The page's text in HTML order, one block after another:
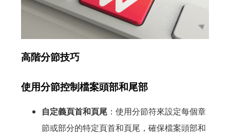
高階分節技巧
使用分節控制檔案頭部和尾部
自定義頁首和頁尾：使用分節符來設定每個章
節或部分的特定頁首和頁尾，確保檔案頭部和